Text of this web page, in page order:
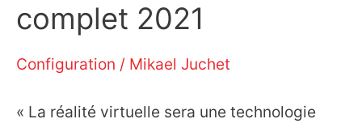
complet 2021
Configuration / Mikael Juchet
« La réalité virtuelle sera une technologie